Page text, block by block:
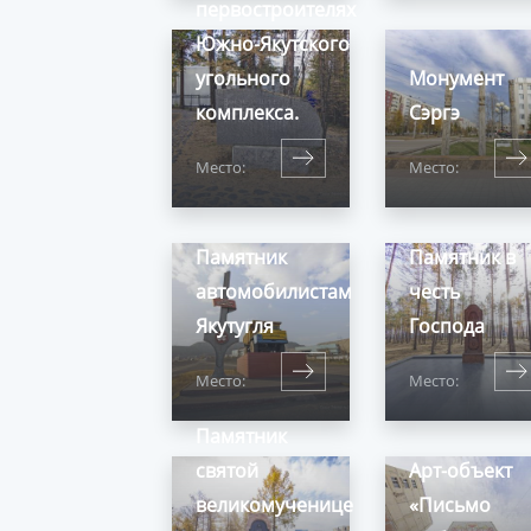
первостроителях
Южно-Якутского
угольного
комплекса.
Место:
Монумент
Сэргэ
Место:
Памятник
автомобилистам
Якутугля
Место:
Памятник в
честь
Господа
Место:
Памятник
святой
великомученице
Арт-объект
«Письмо